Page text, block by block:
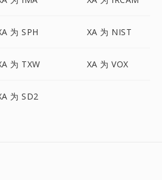
为 SPH XA 为 NIST
为 TXW XA 为 VOX
为 SD2